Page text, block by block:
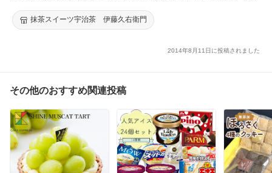
供 プレゼント 人気 抹茶 伊藤久右衛門
抹茶スイーツ宇治茶 伊藤久右衛門
2014年8月11日に投稿されました
その他のおすすめ関連投稿